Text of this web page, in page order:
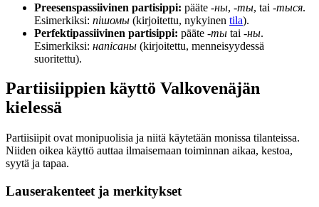
Preesenspassiivinen partisippi: pääte -ны, -ты, tai -тыся.
Esimerkiksi: пішомы (kirjoitettu, nykyinen tila).
Perfektipassiivinen partisippi: pääte -ты tai -ны.
Esimerkiksi: напісаны (kirjoitettu, menneisyydessä
suoritettu).
Partiisiippien käyttö Valkovenäjän
kielessä
Partiisiipit ovat monipuolisia ja niitä käytetään monissa tilanteissa.
Niiden oikea käyttö auttaa ilmaisemaan toiminnan aikaa, kestoa,
syytä ja tapaa.
Lauserakenteet ja merkitykset